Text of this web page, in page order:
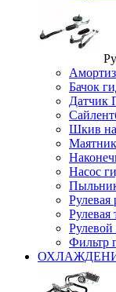
Бачок
Датчик
Шкив
Маятник
Насос
Рулевая
Фильтр